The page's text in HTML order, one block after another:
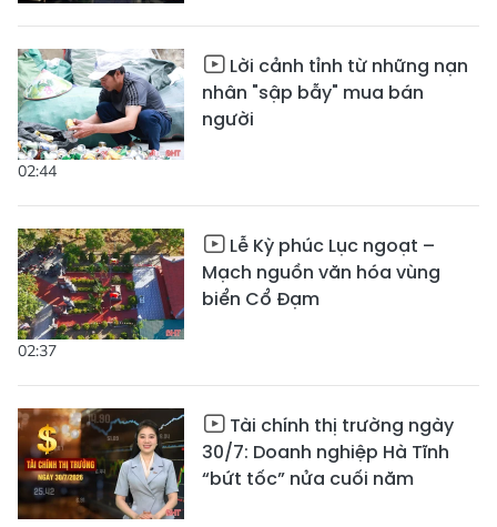
02:44
Lời cảnh tỉnh từ những nạn
nhân "sập bẫy" mua bán
người
02:37
Lễ Kỳ phúc Lục ngoạt –
Mạch nguồn văn hóa vùng
biển Cổ Đạm
Tài chính thị trường ngày
30/7: Doanh nghiệp Hà Tĩnh
“bứt tốc” nửa cuối năm